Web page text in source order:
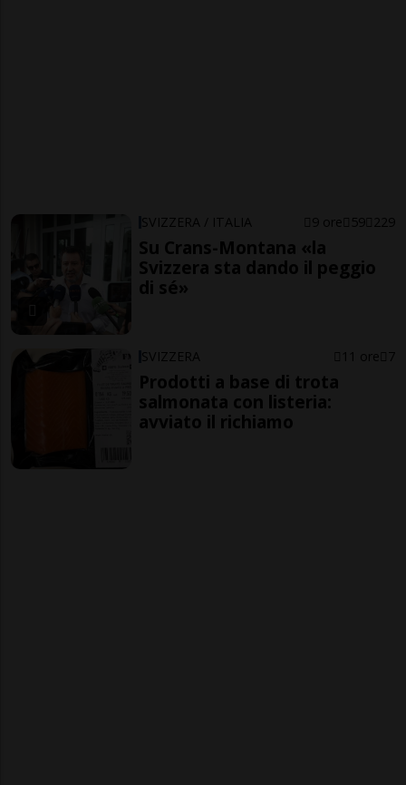
SVIZZERA / ITALIA 9 ore 59 229
Su Crans-Montana «la
Svizzera sta dando il peggio
di sé»
SVIZZERA 11 ore 7
Prodotti a base di trota
salmonata con listeria:
avviato il richiamo